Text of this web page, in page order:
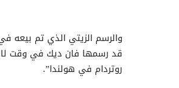
والرسم الزيتي الذي تم بيعه
قد رسمها فان ديك في وقت
روتردام في هولندا”.